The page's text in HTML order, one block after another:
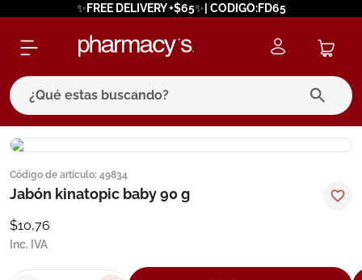
✨FREE DELIVERY +$65✨| CODIGO:FD65
¿Qué estas buscando?
Código de artículo: 49834
Jabón kinatopic baby 90 g
$10,76
Inc. IVA
términos más buscados
1. eucerin